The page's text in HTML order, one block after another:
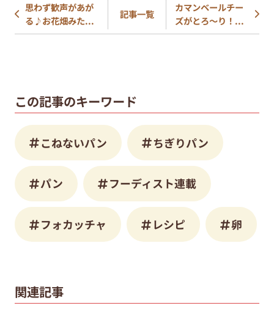
思わず歓声があが
る♪お花畑みた...
記事一覧
カマンベールチー
ズがとろ～り！...
この記事のキーワード
こねないパン ちぎりパン
パン フーディスト連載
フォカッチャ レシピ 卵
関連記事